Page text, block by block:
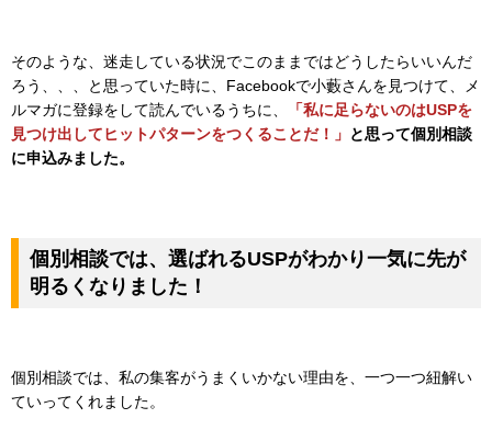
そのような、迷走している状況でこのままではどうしたらいいんだ
ろう、、、と思っていた時に、Facebookで小藪さんを見つけて、メ
ルマガに登録をして読んでいるうちに、
「私に足らないのはUSPを
見つけ出してヒットパターンをつくることだ！」 と思って個別相談
に申込みました。
個別相談では、選ばれるUSPがわかり一気に先が
明るくなりました！
個別相談では、私の集客がうまくいかない理由を、一つ一つ紐解い
ていってくれました。